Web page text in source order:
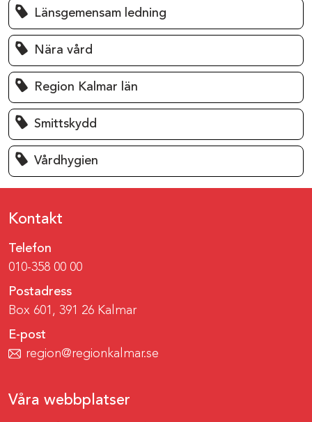
Länsgemensam ledning
Nära vård
Region Kalmar län
Smittskydd
Vårdhygien
Kontakt
Telefon
010-358 00 00
Postadress
Box 601, 391 26 Kalmar
E-post
region@regionkalmar.se
Våra webbplatser